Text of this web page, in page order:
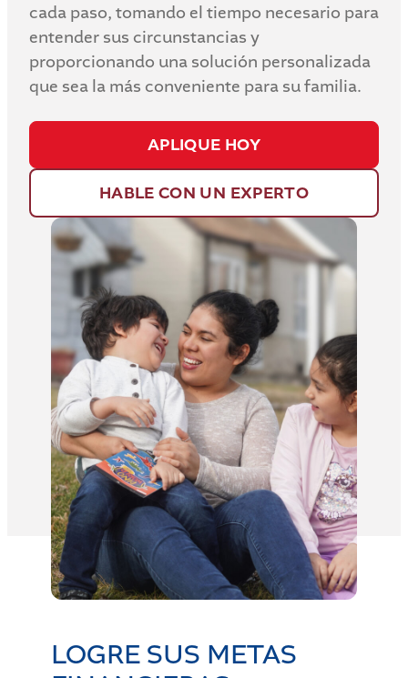
cada paso, tomando el tiempo necesario para
entender sus circunstancias y
proporcionando una solución personalizada
que sea la más conveniente para su familia.
APLIQUE HOY
HABLE CON UN EXPERTO
LOGRE SUS METAS